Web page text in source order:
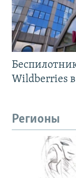
Wildberries
Регионы